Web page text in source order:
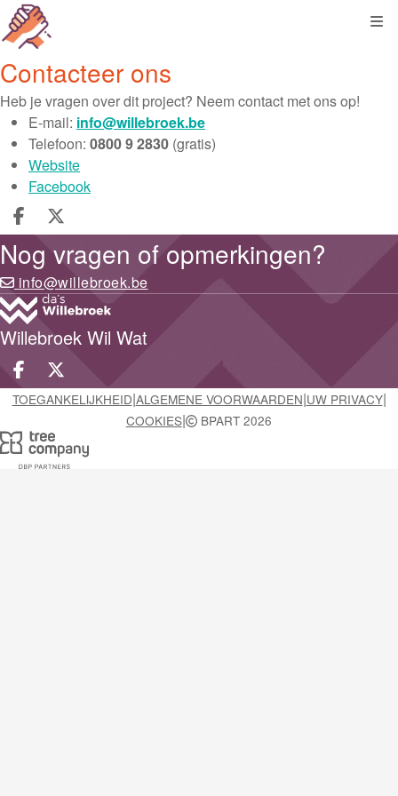
Contacteer ons
Heb je vragen over dit project? Neem contact met ons op!
E-mail: info@willebroek.be
Telefoon: 0800 9 2830 (gratis)
Website
Facebook
Deel op facebook
Deel op X
Nog vragen of opmerkingen?
info@willebroek.be
Willebroek Wil Wat
Deel op facebook
Deel op X
TOEGANKELIJKHEID|ALGEMENE VOORWAARDEN|UW PRIVACY|
COOKIES| BPART 2026